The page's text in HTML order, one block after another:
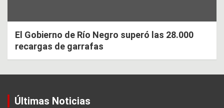
El Gobierno de Río Negro superó las 28.000
recargas de garrafas
Últimas Noticias